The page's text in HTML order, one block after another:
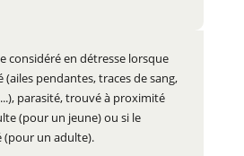
considéré en détresse lorsque
(ailes pendantes, traces de sang,
parasité, trouvé à proximité
(pour un jeune) ou si le
(pour un adulte).